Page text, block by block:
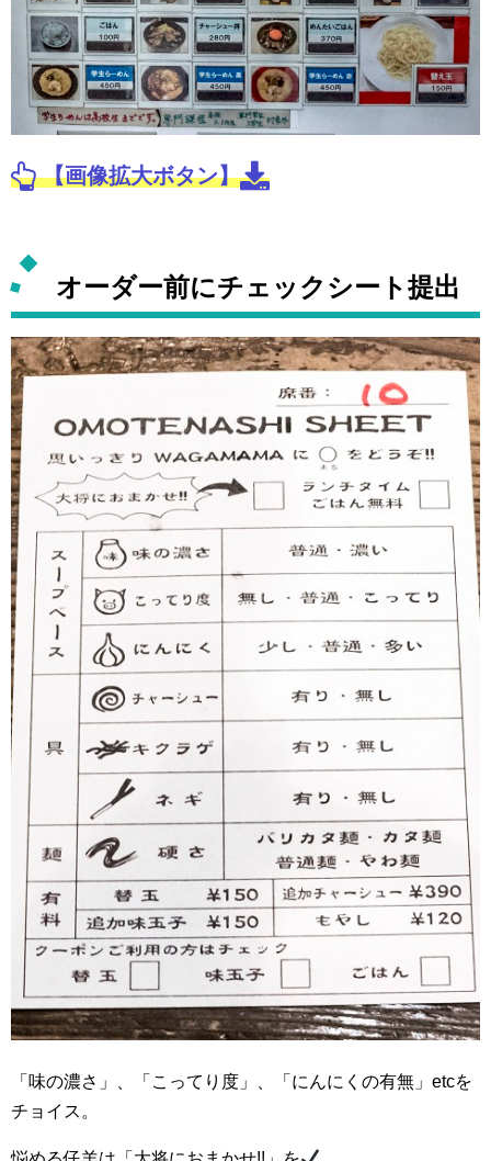
【画像拡大ボタン】
オーダー前にチェックシート提出
「味の濃さ」、「こってり度」、「にんにくの有無」etcを
チョイス。